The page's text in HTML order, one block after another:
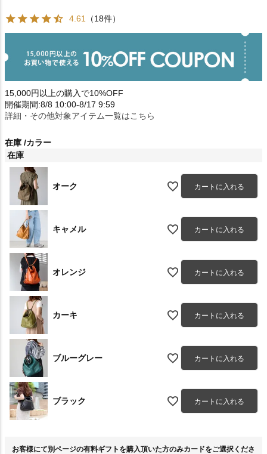
4.61 （18件）
15,000円以上の購入で10%OFF
開催期間:8/8 10:00-8/17 9:59
詳細・その他対象アイテム一覧はこちら
在庫 カラー
在庫
オーク カートに入れる
キャメル カートに入れる
オレンジ カートに入れる
カーキ カートに入れる
ブルーグレー カートに入れる
ブラック カートに入れる
お客様にて別ページの有料ギフトを購入頂いた方のみカードをご選択くださ